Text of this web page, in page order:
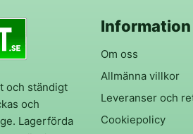
och ständigt
och
Lagerförda
Information
Om oss
Allmänna villkor
Leveranser och
Cookiepolicy